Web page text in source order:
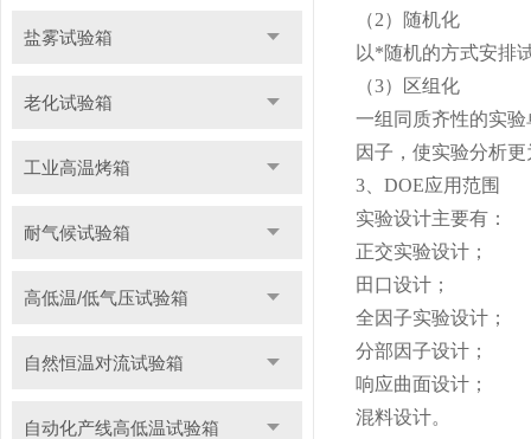
盐雾试验箱
老化试验箱
工业高温烤箱
耐气候试验箱
高低温/低气压试验箱
自然恒温对流试验箱
自动化产线高低温试验箱
（2）随机化
以*随机的方式安排
（3）区组化
一组同质齐性的实
因子，使实验分析
3、DOE应用范围
实验设计主要有：
正交实验设计；
田口设计；
全因子实验设计；
分部因子设计；
响应曲面设计；
混料设计。